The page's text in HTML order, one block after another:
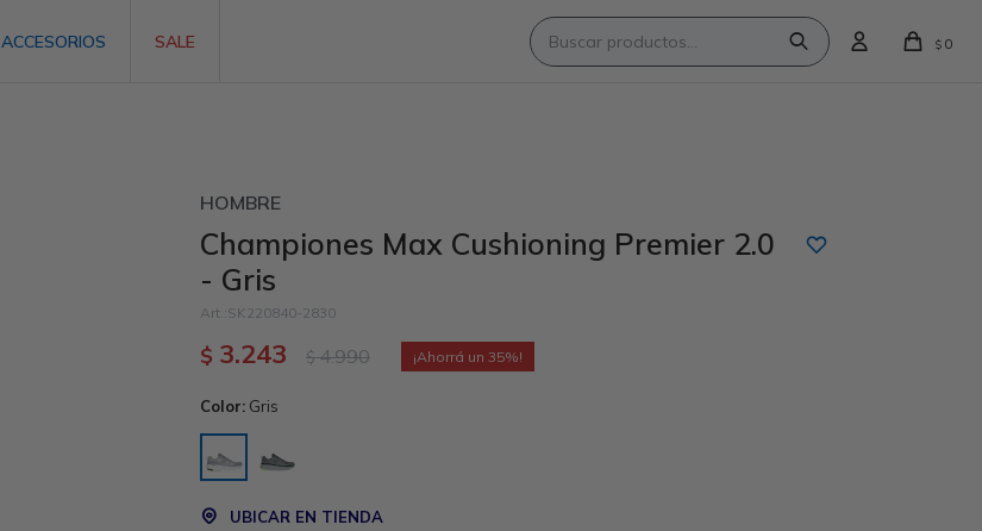
ACCESORIOS SALE $ 0
HOMBRE
Championes Max Cushioning Premier 2.0
- Gris
SK220840-2830
$ 3.243 $4.990 35
Color: Gris
UBICAR EN TIENDA